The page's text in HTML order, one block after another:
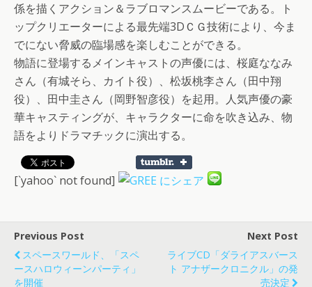
係を描くアクション＆ラブロマンスムービーである。ト
ップクリエーターによる最先端3DＣＧ技術により、今ま
でにない脅威の臨場感を楽しむことができる。
物語に登場するメインキャストの声優には、桜庭ななみ
さん（有城そら、カイト役）、松坂桃李さん（田中翔
役）、田中圭さん（岡野智彦役）を起用。人気声優の豪
華キャスティングが、キャラクターに命を吹き込み、物
語をよりドラマチックに演出する。
[`yahoo` not found]
Previous Post
スペースワールド、「スペ
ースハロウィーンパーティ」
を開催
Next Post
ライブCD「ダライアスバース
ト アナザークロニクル」の発
売決定